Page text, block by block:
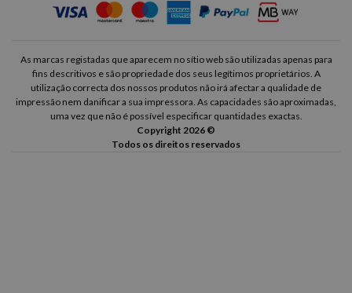
As marcas registadas que aparecem no sítio web são utilizadas apenas para
fins descritivos e são propriedade dos seus legítimos proprietários. A
utilização correcta dos nossos produtos não irá afectar a qualidade de
impressão nem danificar a sua impressora. As capacidades são aproximadas,
uma vez que não é possível especificar quantidades exactas.
Copyright 2026 ©
Todos os direitos reservados